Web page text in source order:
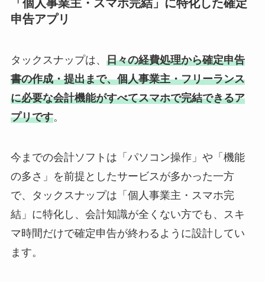
「個人事業主・スマホ完結」に特化した確定
申告アプリ
タックスナップは、 日々の経費処理から確定申告
書の作成・提出まで、個人事業主・フリーランス
に必要な会計機能がすべてスマホで完結できるア
プリです。
今までの会計ソフトは「パソコン操作」や「機能
の多さ」を前提としたサービスが多かった一方
で、タックスナップは「個人事業主・スマホ完
結」に特化し、会計知識が全くない方でも、スキ
マ時間だけで確定申告が終わるように設計してい
ます。